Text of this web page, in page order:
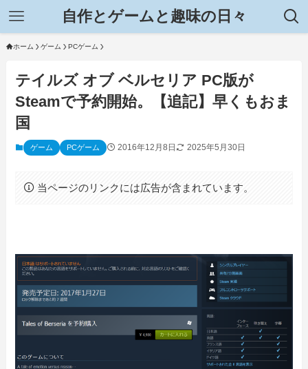
自作とゲームと趣味の日々
ホーム ゲーム PCゲーム
テイルズ オブ ベルセリア PC版が
Steamで予約開始。【追記】早くもおま
国
ゲーム PCゲーム 2016年12月8日 2025年5月30日
当ページのリンクには広告が含まれています。